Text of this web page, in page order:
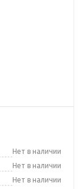
Нет в наличии
Нет в наличии
Нет в наличии